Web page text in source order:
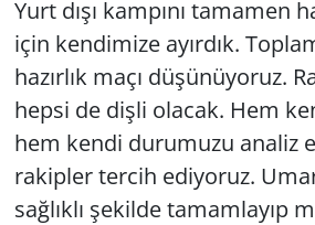
Yurt dışı kampını tamamen
için kendimize ayırdık.
hazırlık maçı düşünüyoruz.
hepsi de dişli olacak. Hem
hem kendi durumuzu analiz
rakipler tercih ediyoruz.
sağlıklı şekilde tamamlayıp